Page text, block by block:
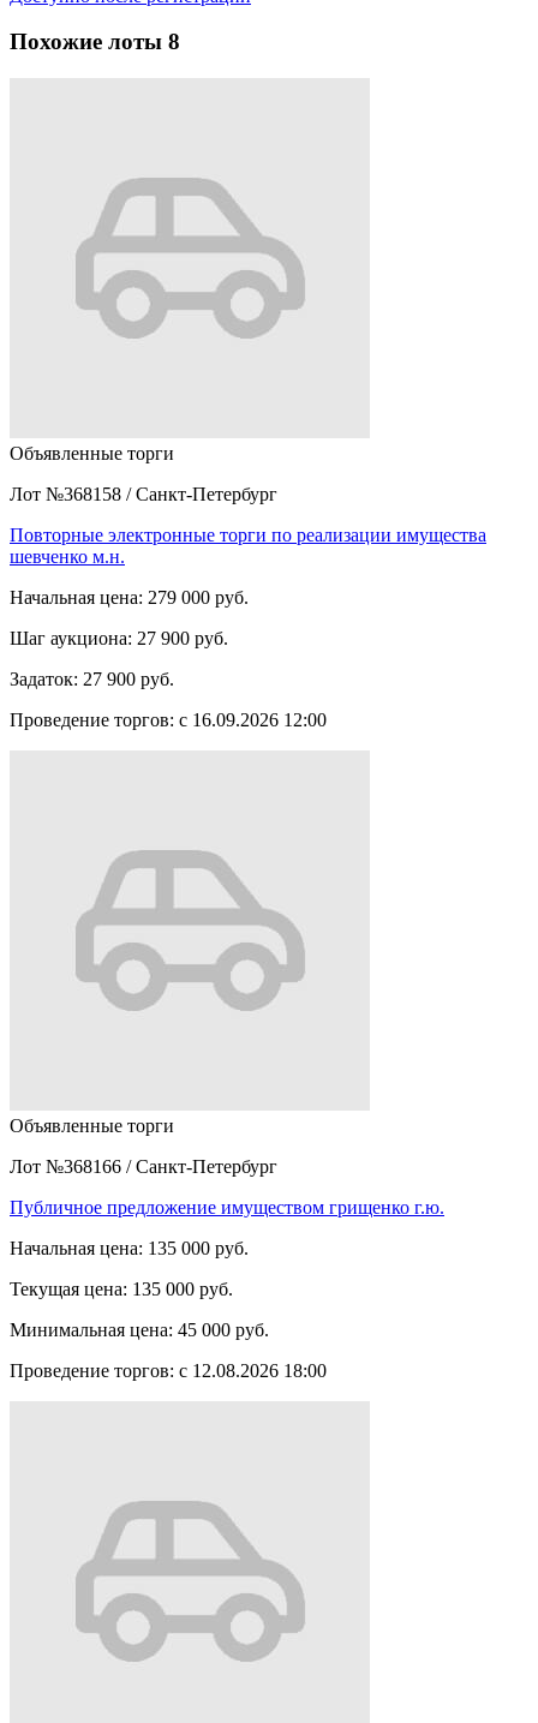
Похожие лоты 8
Объявленные торги
Лот №368158 / Санкт-Петербург
Повторные электронные торги по реализации имущества
шевченко м.н.
Начальная цена: 279 000 руб.
Шаг аукциона: 27 900 руб.
Задаток: 27 900 руб.
Проведение торгов: с 16.09.2026 12:00
Объявленные торги
Лот №368166 / Санкт-Петербург
Публичное предложение имуществом грищенко г.ю.
Начальная цена: 135 000 руб.
Текущая цена: 135 000 руб.
Минимальная цена: 45 000 руб.
Проведение торгов: с 12.08.2026 18:00